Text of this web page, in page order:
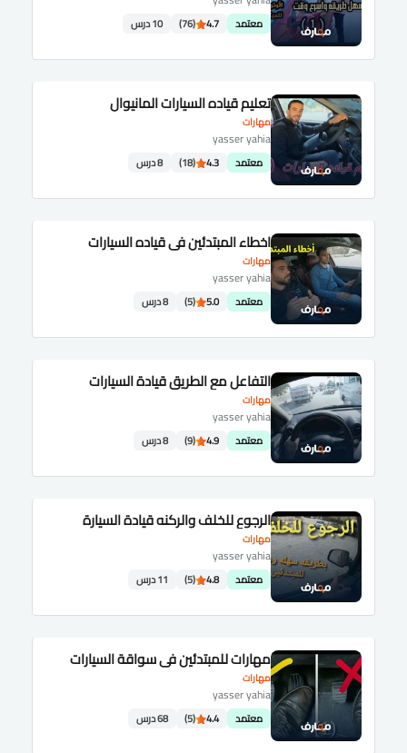
معتمد 4.7
(76) 10 درس
مهارات
تعليم قياده السيارات المانيوال
yasser yahia
معتمد 4.3
(18) 8 درس
مهارات
اخطاء المبتدئين في قياده السيارات
yasser yahia
معتمد 5.0
(5) 8 درس
مهارات
التفاعل مع الطريق قيادة السيارات
yasser yahia
معتمد 4.9
(9) 8 درس
مهارات
الرجوع للخلف والركنه قيادة السيارة
yasser yahia
معتمد 4.8
(5) 11 درس
مهارات
مهارات للمبتدئين في سواقة السيارات
yasser yahia
معتمد 4.4
(5) 68 درس